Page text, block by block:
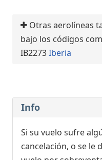
Otras aerolíneas
bajo los códigos
IB2273Iberia
Info
Si su vuelo sufre
cancelación, o se le